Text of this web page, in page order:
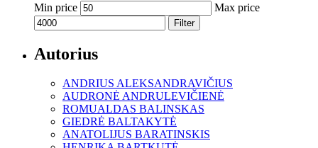
Min price Max price
Filter
Autorius
ANDRIUS ALEKSANDRAVIČIUS
AUDRONĖ ANDRULEVIČIENĖ
ROMUALDAS BALINSKAS
GIEDRĖ BALTAKYTĖ
ANATOLIJUS BARATINSKIS